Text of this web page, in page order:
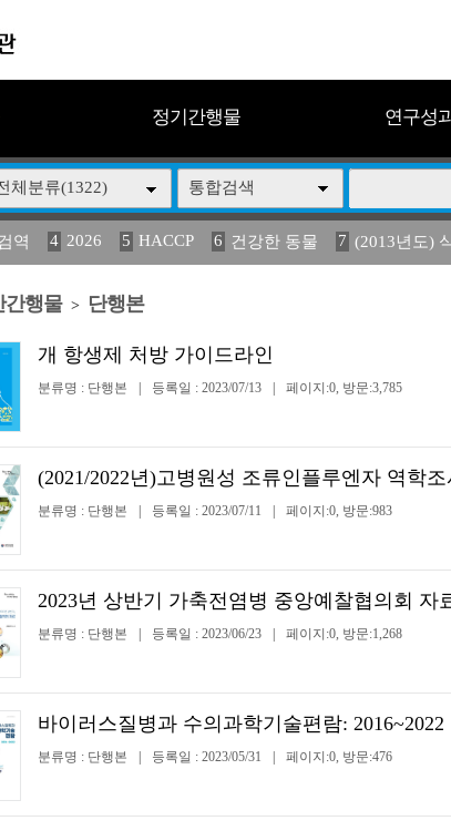
정기간행물 연구성
체분류(1322) 통합검색
역 4 2026 5 HACCP 6 건강한 동물 7 (2013년도)
13 媛 異 14 (2013년도) 식 15 구제역 16 관리 17
간행물 > 단행본
개 항생제 처방 가이드라인
분류명 : 단행본 등록일 : 2023/07/13 페이지:0, 방문:3,785
(2021/2022년)고병원성 조류인플루엔자 역학
분류명 : 단행본 등록일 : 2023/07/11 페이지:0, 방문:983
2023년 상반기 가축전염병 중앙예찰협의회 자
분류명 : 단행본 등록일 : 2023/06/23 페이지:0, 방문:1,268
바이러스질병과 수의과학기술편람: 2016~2022
분류명 : 단행본 등록일 : 2023/05/31 페이지:0, 방문:476